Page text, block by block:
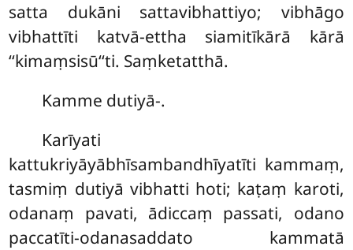
satta dukāni sattavibhattiyo; vibhāgo
vibhattīti katvā-ettha siamitīkārā kārā
‘‘kimaṃsisū‘‘ti. Saṃketatthā.
Kamme dutiyā-.
Karīyati
kattukriyāyābhīsambandhīyatīti kammaṃ,
tasmiṃ dutiyā vibhatti hoti; kaṭaṃ karoti,
odanaṃ pavati, ādiccaṃ passati, odano
paccatīti-odanasaddato kammatā